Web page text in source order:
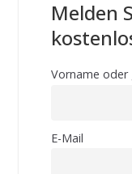
Melden
Vorname oder
E-Mail